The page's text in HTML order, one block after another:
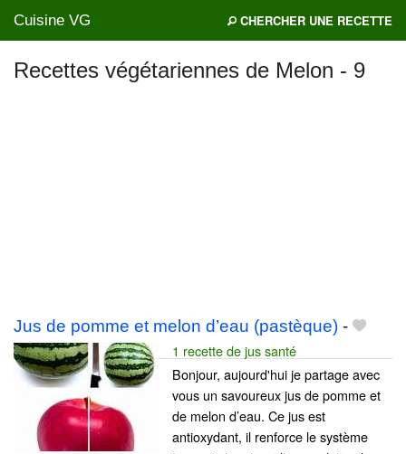
Cuisine VG CHERCHER UNE RECETTE
Recettes végétariennes de Melon - 9
Jus de pomme et melon d’eau (pastèque) -
1 recette de jus santé
Bonjour, aujourd'hui je partage avec
vous un savoureux jus de pomme et
de melon d’eau. Ce jus est
antioxydant, il renforce le système